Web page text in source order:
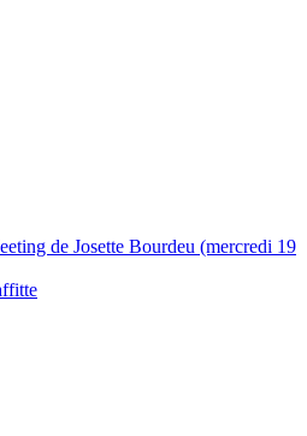
de Josette Bourdeu (mercredi 19